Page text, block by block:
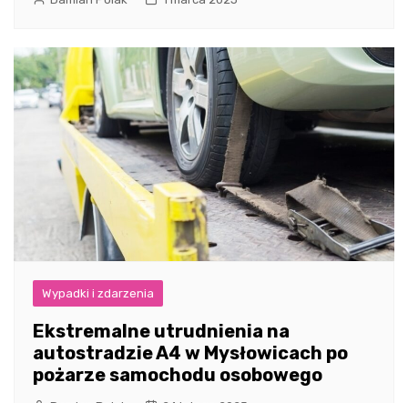
Wypadki i zdarzenia
Ekstremalne utrudnienia na
autostradzie A4 w Mysłowicach po
pożarze samochodu osobowego